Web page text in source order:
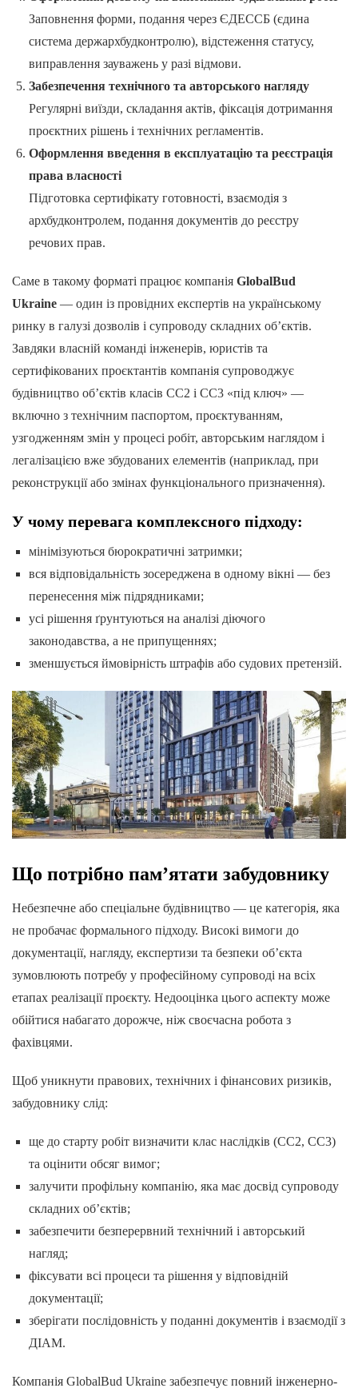
Заповнення форми, подання через ЄДЕССБ (єдина
система держархбудконтролю), відстеження статусу,
виправлення зауважень у разі відмови.
Забезпечення технічного та авторського нагляду
Регулярні виїзди, складання актів, фіксація дотримання
проєктних рішень і технічних регламентів.
Оформлення введення в експлуатацію та реєстрація
права власності
Підготовка сертифікату готовності, взаємодія з
архбудконтролем, подання документів до реєстру
речових прав.
Саме в такому форматі працює компанія GlobalBud
Ukraine — один із провідних експертів на українському
ринку в галузі дозволів і супроводу складних об’єктів.
Завдяки власній команді інженерів, юристів та
сертифікованих проєктантів компанія супроводжує
будівництво об’єктів класів СС2 і СС3 «під ключ» —
включно з технічним паспортом, проєктуванням,
узгодженням змін у процесі робіт, авторським наглядом і
легалізацією вже збудованих елементів (наприклад, при
реконструкції або змінах функціонального призначення).
У чому перевага комплексного підходу:
мінімізуються бюрократичні затримки;
вся відповідальність зосереджена в одному вікні — без
перенесення між підрядниками;
усі рішення ґрунтуються на аналізі діючого
законодавства, а не припущеннях;
зменшується ймовірність штрафів або судових претензій.
Що потрібно пам’ятати забудовнику
Небезпечне або спеціальне будівництво — це категорія, яка
не пробачає формального підходу. Високі вимоги до
документації, нагляду, експертизи та безпеки об’єкта
зумовлюють потребу у професійному супроводі на всіх
етапах реалізації проєкту. Недооцінка цього аспекту може
обійтися набагато дорожче, ніж своєчасна робота з
фахівцями.
Щоб уникнути правових, технічних і фінансових ризиків,
забудовнику слід:
ще до старту робіт визначити клас наслідків (СС2, СС3)
та оцінити обсяг вимог;
залучити профільну компанію, яка має досвід супроводу
складних об’єктів;
забезпечити безперервний технічний і авторський
нагляд;
фіксувати всі процеси та рішення у відповідній
документації;
зберігати послідовність у поданні документів і взаємодії з
ДІАМ.
Компанія GlobalBud Ukraine забезпечує повний інженерно-